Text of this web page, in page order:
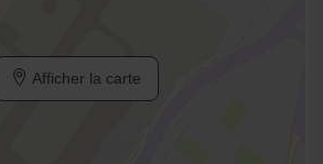
Afficher la carte